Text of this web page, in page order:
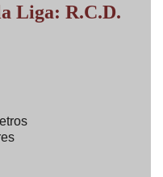
Liga: R.C.D.